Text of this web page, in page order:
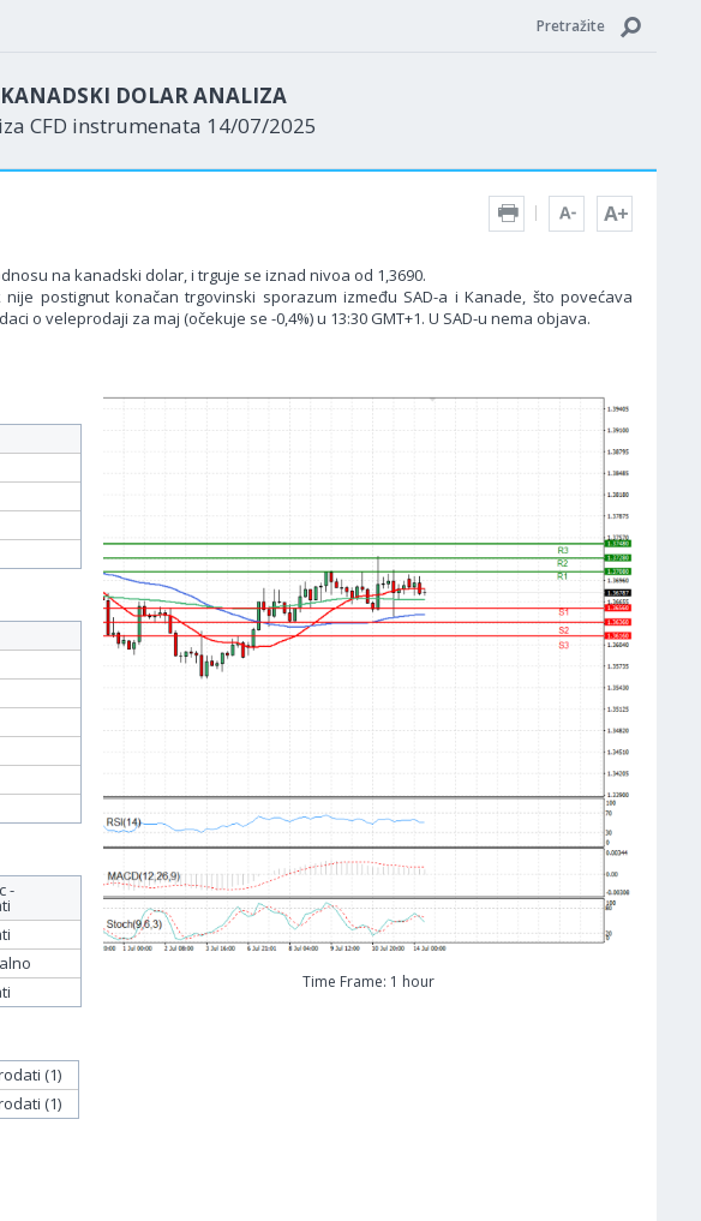
Pretražite
DOLAR ANALIZA
CFD instrumenata 14/07/2025
na kanadski dolar, i trguje se iznad nivoa od 1,3690.
postignut konačan trgovinski sporazum između SAD-a i Kanade, što povećava
o veleprodaji za maj (očekuje se -0,4%) u 13:30 GMT+1. U SAD-u nema objava.
Time Frame: 1 hour
-
(1)
(1)